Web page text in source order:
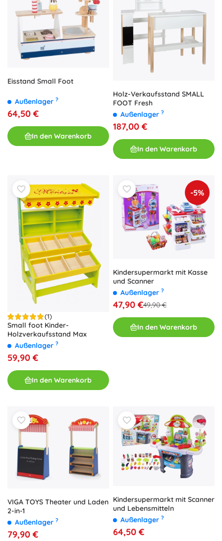
Eisstand Small Foot
Außenlager ?
64,50 €
In den Warenkorb
Holz-Verkaufsstand SMALL
FOOT Fresh
Außenlager ?
187,00 €
In den Warenkorb
(1)
Small foot Kinder-
Holzverkaufsstand Max
Außenlager ?
59,90 €
In den Warenkorb
-5%
Kindersupermarkt mit Kasse
und Scanner
Außenlager ?
47,90 €49,90 €
In den Warenkorb
VIGA TOYS Theater und Laden
2-in-1
Außenlager ?
79,90 €
Kindersupermarkt mit Scanner
und Lebensmitteln
Außenlager ?
64,50 €